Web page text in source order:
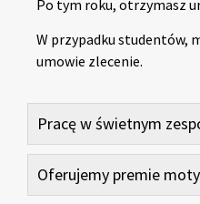
Po tym roku, otrzymasz
W przypadku studentów,
umowie zlecenie.
Pracę w świetnym
Oferujemy premie